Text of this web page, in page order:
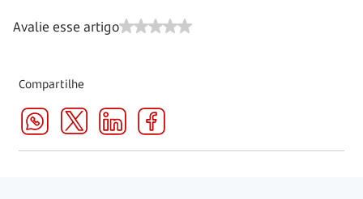
Avalie esse artigo
Compartilhe